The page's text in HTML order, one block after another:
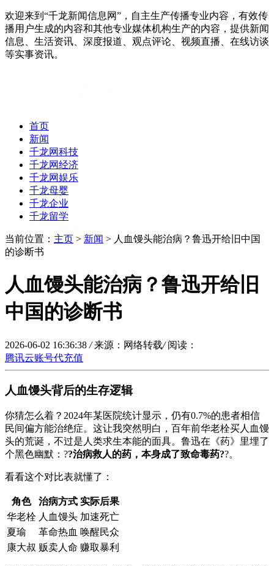
欢迎来到“千龙新闻信息网”，自主生产传播专业内容，有效传
播用户生成的内容和其他专业媒体机构生产的内容，提供新闻
信息、生活资讯、深度报道、观点评论、视频直播、在线访谈
等实事资讯。
首页
新闻
千龙网科技
千龙网经济
千龙网娱乐
千龙母婴
千龙企业
千龙留学
当前位置： 主页 > 新闻 > 人血馒头能治病？鲁迅开给旧中国
的诊断书
人血馒头能治病？鲁迅开给旧
中国的诊断书
2026-06-02 16:36:38 / 来源：网络转载/ 阅读：
腾讯云账号代充值
人血馒头背后的生存逻辑
你猜怎么着？2024年某医院统计显示，仍有0.7%的患者相信
民间偏方能治绝症。这让我突然明白，百年前华老栓买人血馒
头的荒诞，不过是人类求生本能的面具。鲁迅在《药》里埋了
个黑色幽默：??治病救人的药，本身成了致命毒药??。
看看这个对比表就懂了：
角色 治病方式 实际后果
华老栓 人血馒头 加速死亡
夏瑜
革命热血 唤醒民众
康大叔 贩卖人命 赚取暴利